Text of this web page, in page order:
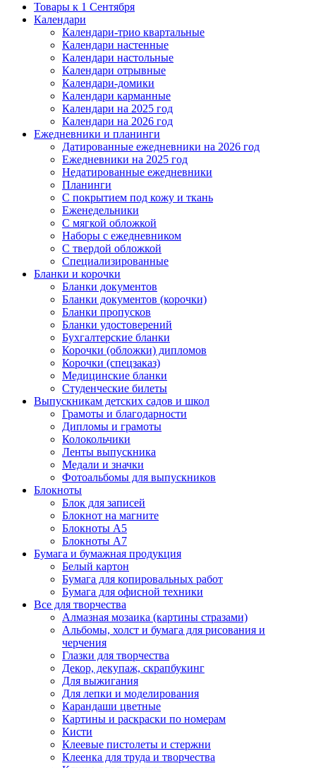
Товары к 1 Сентября
Календари
Календари-трио квартальные
Календари настенные
Календари настольные
Календари отрывные
Календари-домики
Календари карманные
Календари на 2025 год
Календари на 2026 год
Ежедневники и планинги
Датированные ежедневники на 2026 год
Ежедневники на 2025 год
Недатированные ежедневники
Планинги
С покрытием под кожу и ткань
Еженедельники
С мягкой обложкой
Наборы с ежедневником
С твердой обложкой
Специализированные
Бланки и корочки
Бланки документов
Бланки документов (корочки)
Бланки пропусков
Бланки удостоверений
Бухгалтерские бланки
Корочки (обложки) дипломов
Корочки (спецзаказ)
Медицинские бланки
Студенческие билеты
Выпускникам детских садов и школ
Грамоты и благодарности
Дипломы и грамоты
Колокольчики
Ленты выпускника
Медали и значки
Фотоальбомы для выпускников
Блокноты
Блок для записей
Блокнот на магните
Блокноты А5
Блокноты А7
Бумага и бумажная продукция
Белый картон
Бумага для копировальных работ
Бумага для офисной техники
Все для творчества
Алмазная мозаика (картины стразами)
Альбомы, холст и бумага для рисования и
черчения
Глазки для творчества
Декор, декупаж, скрапбукинг
Для выжигания
Для лепки и моделирования
Карандаши цветные
Картины и раскраски по номерам
Кисти
Клеевые пистолеты и стержни
Клеенка для труда и творчества